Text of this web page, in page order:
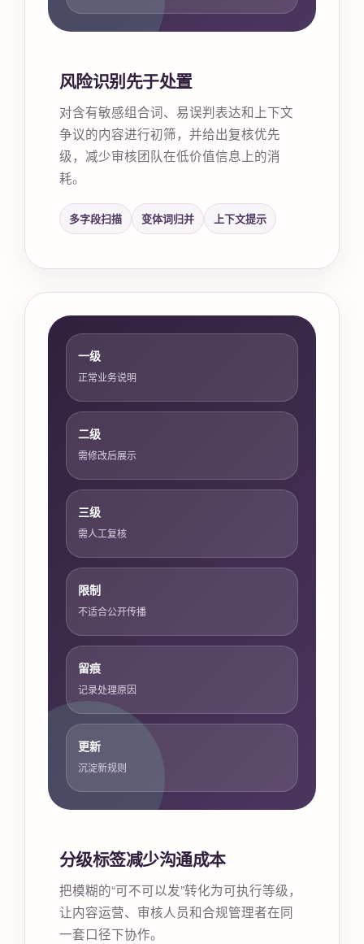
风险识别先于处置
对含有敏感组合词、易误判表达和上下文
争议的内容进行初筛，并给出复核优先
级，减少审核团队在低价值信息上的消
耗。
多字段扫描 变体词归并 上下文提示
一级
正常业务说明
二级
需修改后展示
三级
需人工复核
限制
不适合公开传播
留痕
记录处理原因
更新
沉淀新规则
分级标签减少沟通成本
把模糊的“可不可以发”转化为可执行等级，
让内容运营、审核人员和合规管理者在同
一套口径下协作。